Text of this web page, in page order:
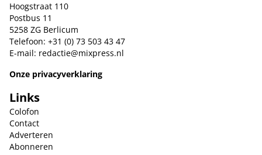
Hoogstraat 110
Postbus 11
5258 ZG Berlicum
Telefoon: +31 (0) 73 503 43 47
E-mail: redactie@mixpress.nl
Onze privacyverklaring
Links
Colofon
Contact
Adverteren
Abonneren